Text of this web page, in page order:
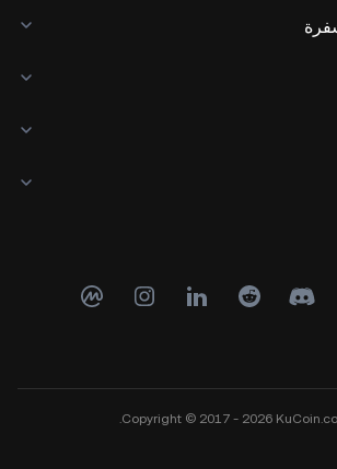
Copyright © 2017 - 2026